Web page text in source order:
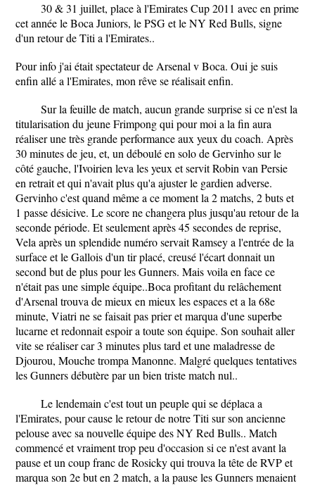
30 & 31 juillet, place à l'Emirates Cup 2011 avec en prime
cet année le Boca Juniors, le PSG et le NY Red Bulls, signe
d'un retour de Titi a l'Emirates..
Pour info j'ai était spectateur de Arsenal v Boca. Oui je suis
enfin allé a l'Emirates, mon rêve se réalisait enfin.
Sur la feuille de match, aucun grande surprise si ce n'est la
titularisation du jeune Frimpong qui pour moi a la fin aura
réaliser une très grande performance aux yeux du coach. Après
30 minutes de jeu, et, un déboulé en solo de Gervinho sur le
côté gauche, l'Ivoirien leva les yeux et servit Robin van Persie
en retrait et qui n'avait plus qu'a ajuster le gardien adverse.
Gervinho c'est quand même a ce moment la 2 matchs, 2 buts et
1 passe désicive. Le score ne changera plus jusqu'au retour de la
seconde période. Et seulement après 45 secondes de reprise,
Vela après un splendide numéro servait Ramsey a l'entrée de la
surface et le Gallois d'un tir placé, creusé l'écart donnait un
second but de plus pour les Gunners. Mais voila en face ce
n'était pas une simple équipe..Boca profitant du relâchement
d'Arsenal trouva de mieux en mieux les espaces et a la 68e
minute, Viatri ne se faisait pas prier et marqua d'une superbe
lucarne et redonnait espoir a toute son équipe. Son souhait aller
vite se réaliser car 3 minutes plus tard et une maladresse de
Djourou, Mouche trompa Manonne. Malgré quelques tentatives
les Gunners débutère par un bien triste match nul..
Le lendemain c'est tout un peuple qui se déplaca a
l'Emirates, pour cause le retour de notre Titi sur son ancienne
pelouse avec sa nouvelle équipe des NY Red Bulls.. Match
commencé et vraiment trop peu d'occasion si ce n'est avant la
pause et un coup franc de Rosicky qui trouva la tête de RVP et
marqua son 2e but en 2 match, a la pause les Gunners menaient